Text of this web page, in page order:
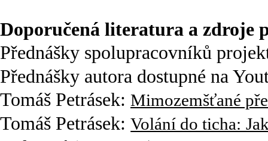
Doporučená literatura a zdroje
Přednášky spolupracovníků
Přednášky autora dostupné na
Tomáš Petrásek: Mimozemšťané
Tomáš Petrásek:Volání do ticha: